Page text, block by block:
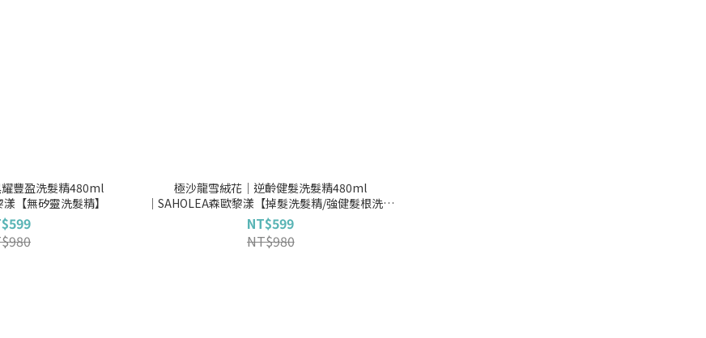
豐盈洗髮精480ml
【無矽靈洗髮精】
極沙龍雪絨花│逆齡健髮洗髮精480ml
│SAHOLEA森歐黎漾【掉髮洗髮精/強健髮根洗髮
精/無矽靈洗髮精】
NT$599
NT$980